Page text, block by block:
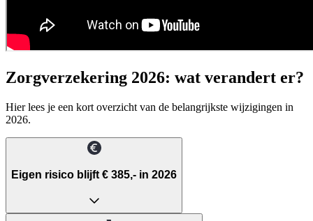
Zorgverzekering 2026: wat verandert er?
Hier lees je een kort overzicht van de belangrijkste wijzigingen in
2026.
Eigen risico blijft € 385,- in 2026